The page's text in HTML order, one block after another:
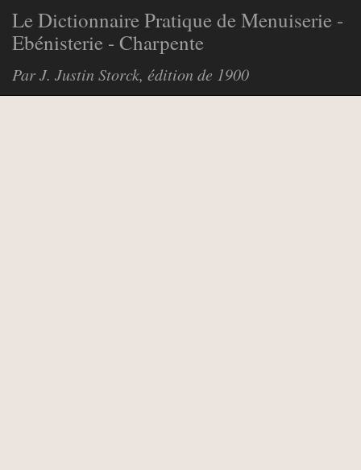
Le Dictionnaire Pratique de Menuiserie -
Ebénisterie - Charpente
Par J. Justin Storck, édition de 1900